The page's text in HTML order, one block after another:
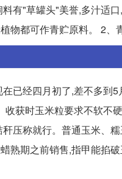
有"草罐头"美誉,多汁适
都可作青贮原料。 2、青
已经四月初了,差不多到5
获时玉米粒要求不软不
压称就行。普通玉米、
熟期之前销售,指甲能掐破